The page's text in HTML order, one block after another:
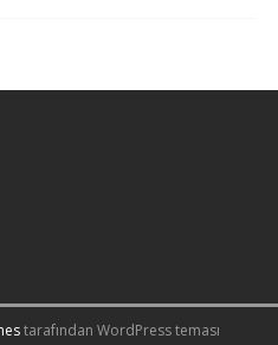
tarafından WordPress teması